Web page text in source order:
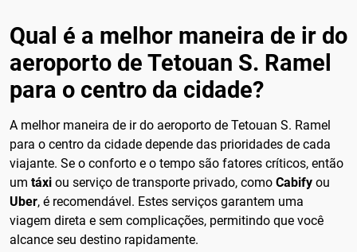
Qual é a melhor maneira de ir do
aeroporto de Tetouan S. Ramel
para o centro da cidade?
A melhor maneira de ir do aeroporto de Tetouan S. Ramel
para o centro da cidade depende das prioridades de cada
viajante. Se o conforto e o tempo são fatores críticos, então
um táxi ou serviço de transporte privado, como Cabify ou
Uber, é recomendável. Estes serviços garantem uma
viagem direta e sem complicações, permitindo que você
alcance seu destino rapidamente.